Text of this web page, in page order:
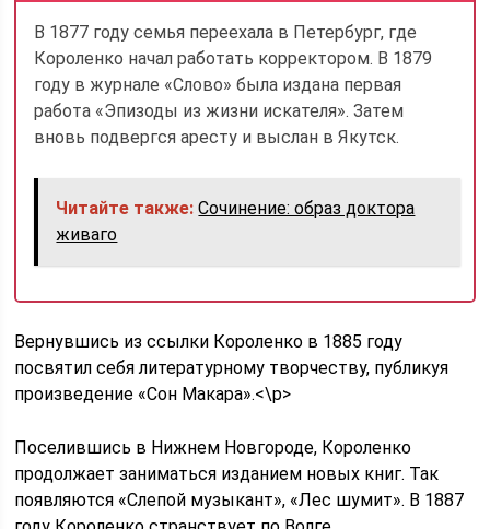
В 1877 году семья переехала в Петербург, где
Короленко начал работать корректором. В 1879
году в журнале «Слово» была издана первая
работа «Эпизоды из жизни искателя». Затем
вновь подвергся аресту и выслан в Якутск.
Читайте также: Сочинение: образ доктора
живаго
Вернувшись из ссылки Короленко в 1885 году
посвятил себя литературному творчеству, публикуя
произведение «Сон Макара».<\p>
Поселившись в Нижнем Новгороде, Короленко
продолжает заниматься изданием новых книг. Так
появляются «Слепой музыкант», «Лес шумит». В 1887